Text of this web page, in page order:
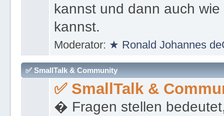
kannst und dann auch
kannst.
Moderator: ★ Ronald Johannes
✅ SmallTalk & Community
✅ SmallTalk &
� Fragen stellen